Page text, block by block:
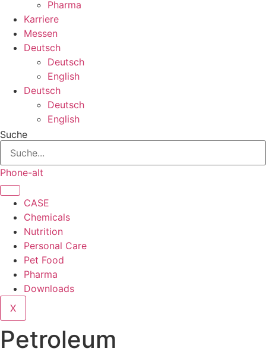
Pharma
Karriere
Messen
Deutsch
Deutsch
English
Deutsch
Deutsch
English
Suche
Phone-alt
CASE
Chemicals
Nutrition
Personal Care
Pet Food
Pharma
Downloads
X
Petroleum